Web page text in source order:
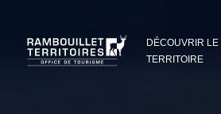
DÉCOUVRIR LE
TERRITOIRE